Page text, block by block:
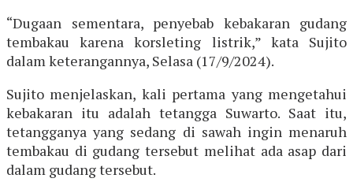
“Dugaan sementara, penyebab kebakaran gudang
tembakau karena korsleting listrik,” kata Sujito
dalam keterangannya, Selasa (17/9/2024).
Sujito menjelaskan, kali pertama yang mengetahui
kebakaran itu adalah tetangga Suwarto. Saat itu,
tetangganya yang sedang di sawah ingin menaruh
tembakau di gudang tersebut melihat ada asap dari
dalam gudang tersebut.